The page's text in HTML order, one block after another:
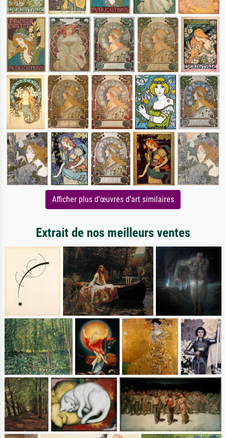
Afficher plus d'œuvres d'art similaires
Extrait de nos meilleurs ventes